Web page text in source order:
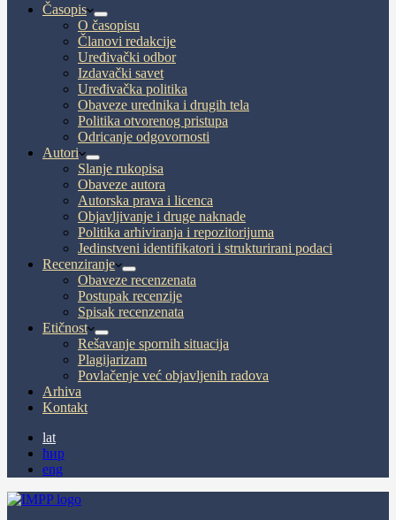
Časopis
O časopisu
Članovi redakcije
Uređivački odbor
Izdavački savet
Uređivačka politika
Obaveze urednika i drugih tela
Politika otvorenog pristupa
Odricanje odgovornosti
Autori
Slanje rukopisa
Obaveze autora
Autorska prava i licenca
Objavljivanje i druge naknade
Politika arhiviranja i repozitorijuma
Jedinstveni identifikatori i strukturirani podaci
Recenziranje
Obaveze recenzenata
Postupak recenzije
Spisak recenzenata
Etičnost
Rešavanje spornih situacija
Plagijarizam
Povlačenje već objavljenih radova
Arhiva
Kontakt
lat
ћир
eng